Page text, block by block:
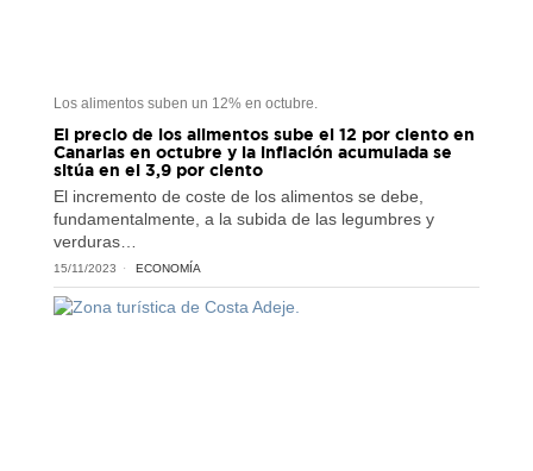
Los alimentos suben un 12% en octubre.
El precio de los alimentos sube el 12 por ciento en
Canarias en octubre y la inflación acumulada se
sitúa en el 3,9 por ciento
El incremento de coste de los alimentos se debe,
fundamentalmente, a la subida de las legumbres y
verduras…
15/11/2023 ECONOMÍA